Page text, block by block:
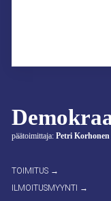
päätoimittaja: Petri Korhonen
TOIMITUS →
ILMOITUSMYYNTI →